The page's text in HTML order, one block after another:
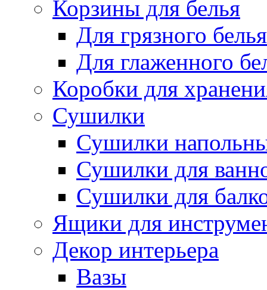
Корзины для белья
Для грязного белья
Для глаженного
Коробки для
Сушилки
Сушилки
Сушилки для
Сушилки для
Ящики для
Декор интерьера
Вазы